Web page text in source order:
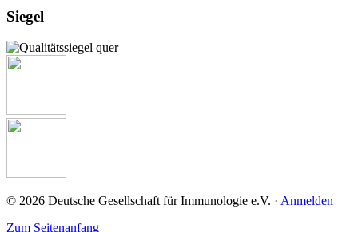
Siegel
© 2026 Deutsche Gesellschaft für Immunologie e.V. · Anmelden
Zum Seitenanfang